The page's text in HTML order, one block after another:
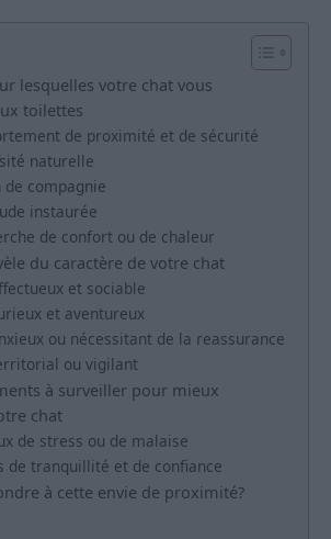
lesquelles votre chat vous
toilettes
de proximité et de sécurité
naturelle
de compagnie
instaurée
de confort ou de chaleur
du caractère de votre chat
et sociable
et aventureux
ou nécessitant de la reassurance
ou vigilant
à surveiller pour mieux
chat
de stress ou de malaise
de tranquillité et de confiance
à cette envie de proximité?